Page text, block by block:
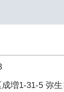
増1-31-5 弥